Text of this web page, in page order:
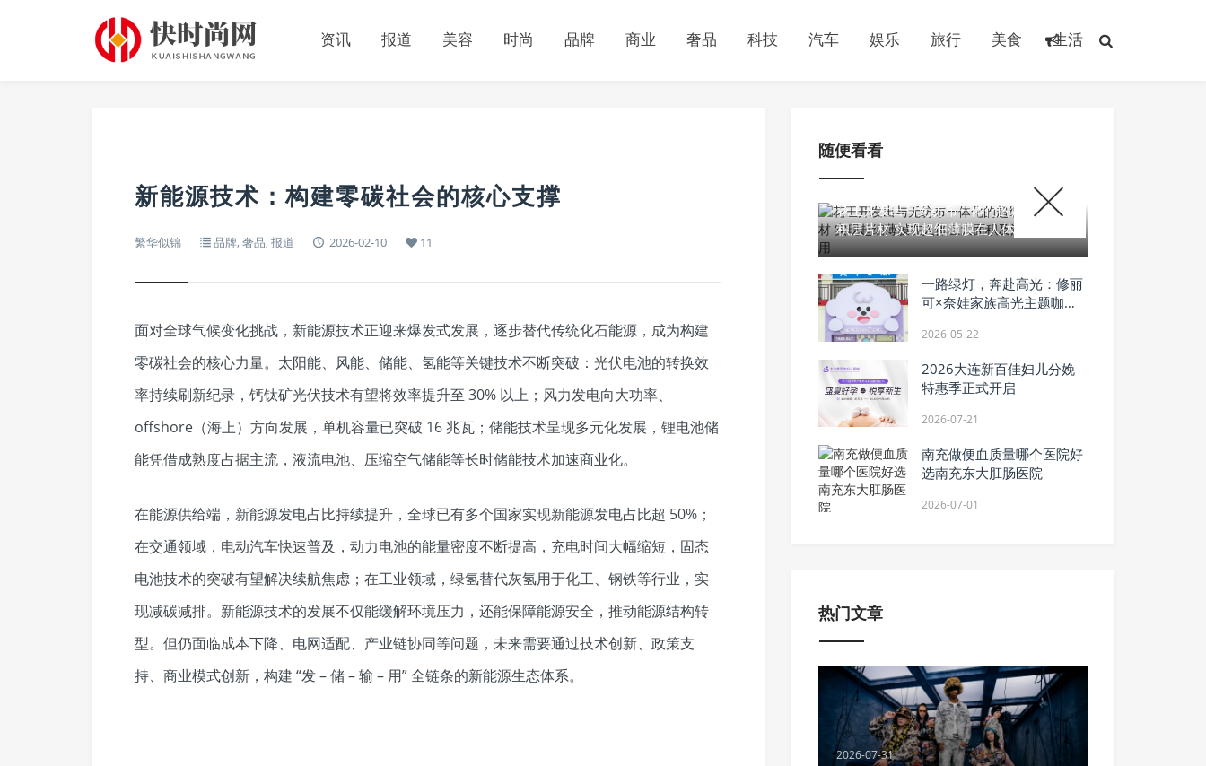
资讯 报道 美容 时尚 品牌 商业 奢品 科技 汽车 娱乐 旅行 美食 生活
新能源技术：构建零碳社会的核心支撑
繁华似锦 品牌,奢品,报道 2026-02-10 11
面对全球气候变化挑战，新能源技术正迎来爆发式发展，逐步替代传统化石能源，成为构建
零碳社会的核心力量。太阳能、风能、储能、氢能等关键技术不断突破：光伏电池的转换效
率持续刷新纪录，钙钛矿光伏技术有望将效率提升至 30% 以上；风力发电向大功率、
offshore（海上）方向发展，单机容量已突破 16 兆瓦；储能技术呈现多元化发展，锂电池储
能凭借成熟度占据主流，液流电池、压缩空气储能等长时储能技术加速商业化。​
在能源供给端，新能源发电占比持续提升，全球已有多个国家实现新能源发电占比超 50%；
在交通领域，电动汽车快速普及，动力电池的能量密度不断提高，充电时间大幅缩短，固态
电池技术的突破有望解决续航焦虑；在工业领域，绿氢替代灰氢用于化工、钢铁等行业，实
现减碳减排。新能源技术的发展不仅能缓解环境压力，还能保障能源安全，推动能源结构转
型。但仍面临成本下降、电网适配、产业链协同等问题，未来需要通过技术创新、政策支
持、商业模式创新，构建 “发 – 储 – 输 – 用” 全链条的新能源生态体系。
随便看看
花王开发出与无纺布一体化的超细纤维
积层片材 实现超细薄膜在人体上大面积
及活动部位的应用
一路绿灯，奔赴高光：修丽
可×奈娃家族高光主题咖啡
2026-05-22
2026大连新百佳妇儿分娩
特惠季正式开启
2026-07-21
南充做便血质量哪个医院好
选南充东大肛肠医院
2026-07-01
热门文章
2026-07-31